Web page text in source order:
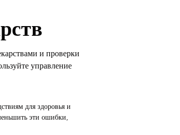
и проверки
управление
для здоровья и
эти ошибки,